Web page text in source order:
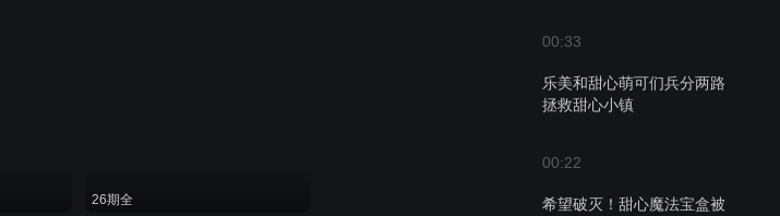
00:33
乐美和甜心萌可们兵分两路
拯救甜心小镇
00:22
希望破灭！甜心魔法宝盒被
26期全